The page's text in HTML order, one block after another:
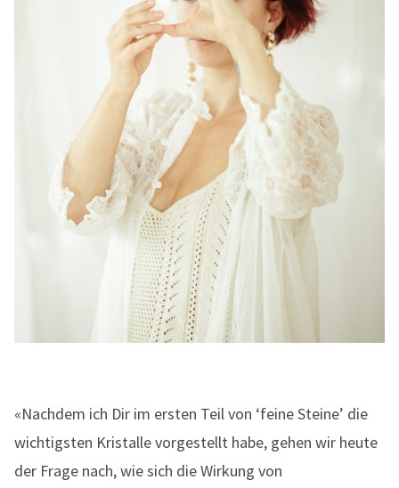
«Nachdem ich Dir im ersten Teil von ‘feine Steine’ die
wichtigsten Kristalle vorgestellt habe, gehen wir heute
der Frage nach, wie sich die Wirkung von